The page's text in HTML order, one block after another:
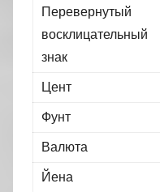
Перевернутый
восклицательный
знак
Цент
Фунт
Валюта
Йена